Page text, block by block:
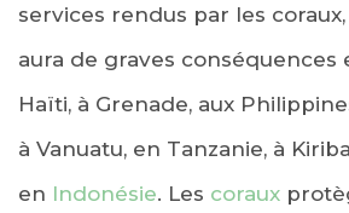
services rendus par les
aura de graves conséquences
Haïti, à Grenade, aux
à Vanuatu, en Tanzanie, à
en Indonésie. Les coraux